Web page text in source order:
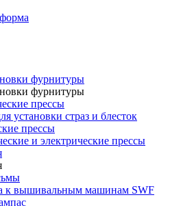
фурнитуры
фурнитуры
прессы
установки страз и блесток
прессы
и электрические прессы
к вышивальным машинам SWF